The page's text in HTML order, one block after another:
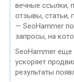
вечные ссылки,
отзывы, статьи,
— SeoHammer
запросы, на
SeoHammer еще
ускоряет
результаты